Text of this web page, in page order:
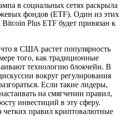
в социальных сетях раскрыла
фондов (ETF). Один из этих
Plus ETF будет привязан к
в США растет популярность
того, как традиционные
технологию блокчейн. В
вокруг регулирования
Если такие лидеры,
на смягчении правил,
инвестиций в эту сферу.
четких правил криптовалютные